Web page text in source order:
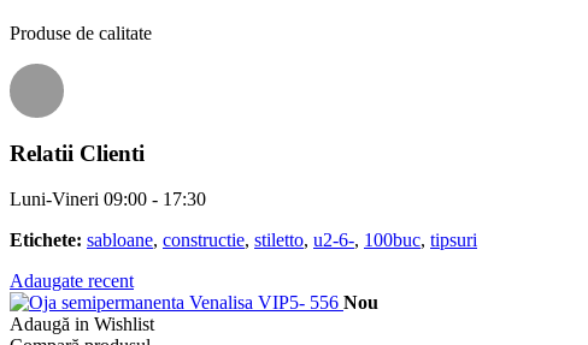
Produse de calitate
Relatii Clienti
Luni-Vineri 09:00 - 17:30
Etichete: sabloane, constructie, stiletto, u2-6-, 100buc, tipsuri
Adaugate recent
Nou
Adaugă in Wishlist